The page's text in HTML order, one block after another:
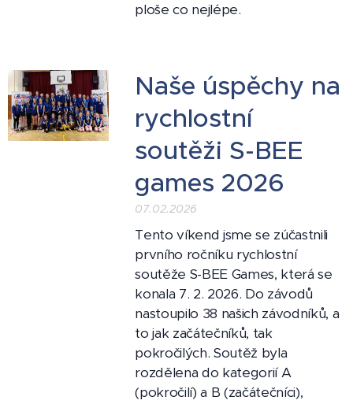
ploše co nejlépe.
Naše úspěchy na
rychlostní
soutěži S-BEE
games 2026
07.02.2026
Tento víkend jsme se zúčastnili
prvního ročníku rychlostní
soutěže S-BEE Games, která se
konala 7. 2. 2026. Do závodů
nastoupilo 38 našich závodníků, a
to jak začátečníků, tak
pokročilých. Soutěž byla
rozdělena do kategorií A
(pokročilí) a B (začátečníci),